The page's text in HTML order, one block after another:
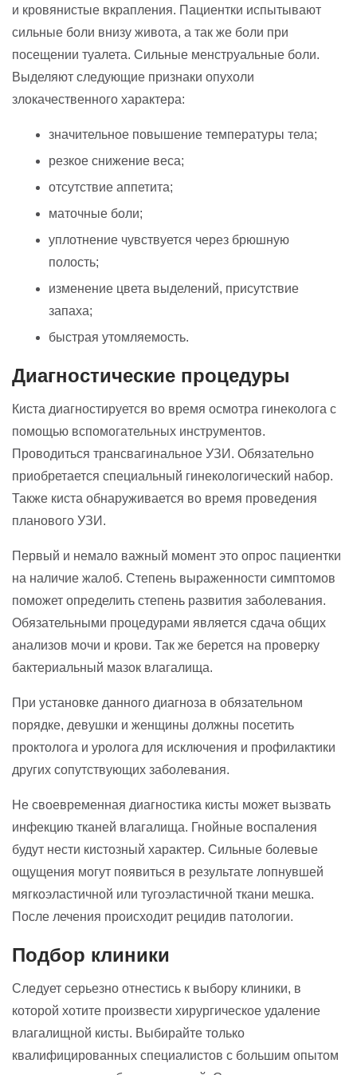
и кровянистые вкрапления. Пациентки испытывают
сильные боли внизу живота, а так же боли при
посещении туалета. Сильные менструальные боли.
Выделяют следующие признаки опухоли
злокачественного характера:
значительное повышение температуры тела;
резкое снижение веса;
отсутствие аппетита;
маточные боли;
уплотнение чувствуется через брюшную
полость;
изменение цвета выделений, присутствие
запаха;
быстрая утомляемость.
Диагностические процедуры
Киста диагностируется во время осмотра гинеколога с
помощью вспомогательных инструментов.
Проводиться трансвагинальное УЗИ. Обязательно
приобретается специальный гинекологический набор.
Также киста обнаруживается во время проведения
планового УЗИ.
Первый и немало важный момент это опрос пациентки
на наличие жалоб. Степень выраженности симптомов
поможет определить степень развития заболевания.
Обязательными процедурами является сдача общих
анализов мочи и крови. Так же берется на проверку
бактериальный мазок влагалища.
При установке данного диагноза в обязательном
порядке, девушки и женщины должны посетить
проктолога и уролога для исключения и профилактики
других сопутствующих заболевания.
Не своевременная диагностика кисты может вызвать
инфекцию тканей влагалища. Гнойные воспаления
будут нести кистозный характер. Сильные болевые
ощущения могут появиться в результате лопнувшей
мягкоэластичной или тугоэластичной ткани мешка.
После лечения происходит рецидив патологии.
Подбор клиники
Следует серьезно отнестись к выбору клиники, в
которой хотите произвести хирургическое удаление
влагалищной кисты. Выбирайте только
квалифицированных специалистов с большим опытом